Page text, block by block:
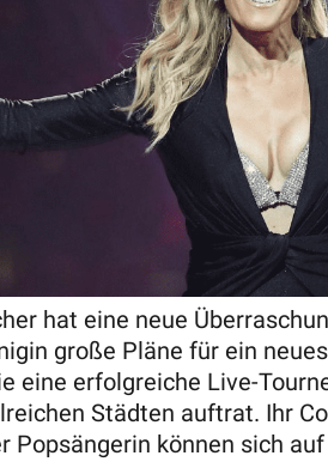
hat eine neue
große Pläne für ein
eine erfolgreiche Live-
Städten auftrat. Ihr
Popsängerin können sich